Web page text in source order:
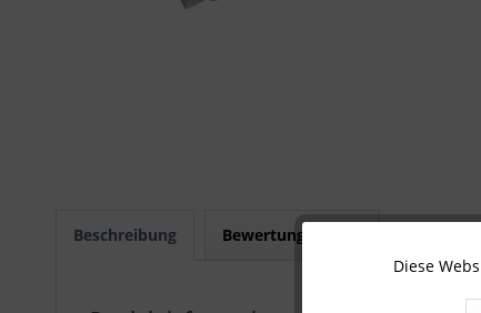
Beschreibung Bewertungen
TechnischDiese